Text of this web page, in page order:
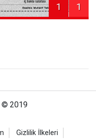
1 1
© 2019
Gizlilik İlkeleri